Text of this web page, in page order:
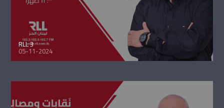
RLL 3
05-11-2024